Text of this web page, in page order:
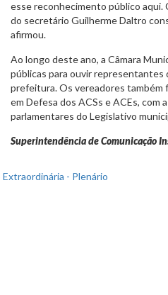
esse reconhecimento público
do secretário Guilherme Daltro
afirmou.
Ao longo deste ano, a Câmara
públicas para ouvir representantes
prefeitura. Os vereadores também
em Defesa dos ACSs e ACEs, com
parlamentares do Legislativo
Superintendência de Comunicação